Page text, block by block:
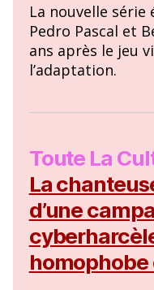
La nouvelle série
Pedro Pascal et
ans après le jeu
l’adaptation.
Toute La
La
d’une